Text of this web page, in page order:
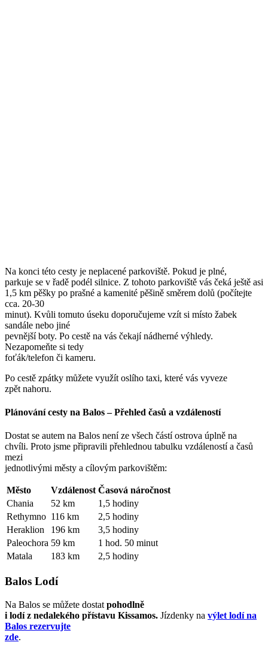
Na konci této cesty je neplacené parkoviště. Pokud je plné,
parkuje se v řadě podél silnice. Z tohoto parkoviště vás čeká ještě asi
1,5 km pěšky po prašné a kamenité pěšině směrem dolů (počítejte
cca. 20-30
minut). Kvůli tomuto úseku doporučujeme vzít si místo žabek
sandále nebo jiné
pevnější boty. Po cestě na vás čekají nádherné výhledy.
Nezapomeňte si tedy
foťák/telefon či kameru.
Po cestě zpátky můžete využít oslího taxi, které vás vyveze
zpět nahoru.
Plánování cesty na Balos – Přehled časů a vzdáleností
Dostat se autem na Balos není ze všech částí ostrova úplně na
chvíli. Proto jsme připravili přehlednou tabulku vzdáleností a časů
mezi
jednotlivými městy a cílovým parkovištěm:
Město Vzdálenost Časová náročnost
Chania
52 km
1,5 hodiny
Rethymno 116 km
2,5 hodiny
Heraklion
196 km
3,5 hodiny
Paleochora 59 km
1 hod. 50 minut
Matala
183 km 2,5 hodiny
Balos Lodí
Na Balos se můžete dostat pohodlně
i lodí z nedalekého přístavu Kissamos. Jízdenky na výlet lodí na
Balos rezervujte
zde.